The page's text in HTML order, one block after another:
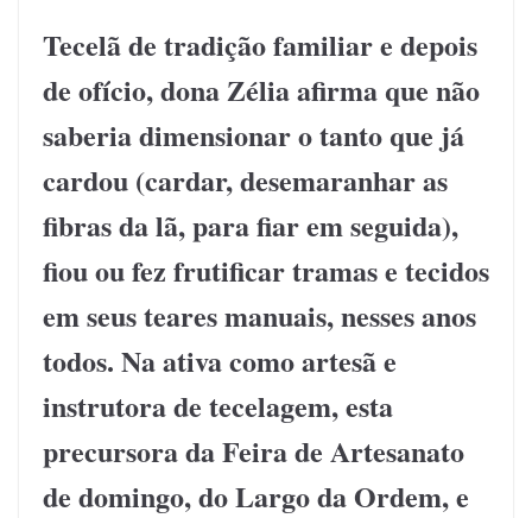
Tecelã de tradição familiar e depois
de ofício, dona Zélia afirma que não
saberia dimensionar o tanto que já
cardou (cardar, desemaranhar as
fibras da lã, para fiar em seguida),
fiou ou fez frutificar tramas e tecidos
em seus teares manuais, nesses anos
todos. Na ativa como artesã e
instrutora de tecelagem, esta
precursora da Feira de Artesanato
de domingo, do Largo da Ordem, e